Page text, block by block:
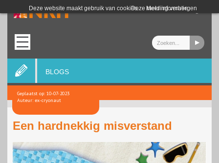
Deze website maakt gebruik van cookies. Meer informatie
Deze melding verbergen
Login
BLOGS
Geplaatst op: 10-07-2023
Auteur: ex-cryonaut
Een hardnekkig misverstand